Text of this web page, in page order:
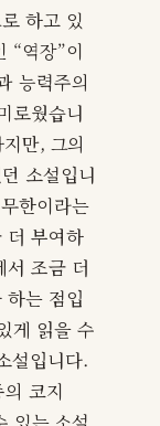
하고 있
“역장”이
능력주의
로웠습니
만, 그의
소설입니
한이라는
더 부여하
서 조금 더
하는 점입
게 읽을 수
설입니다.
의 코지